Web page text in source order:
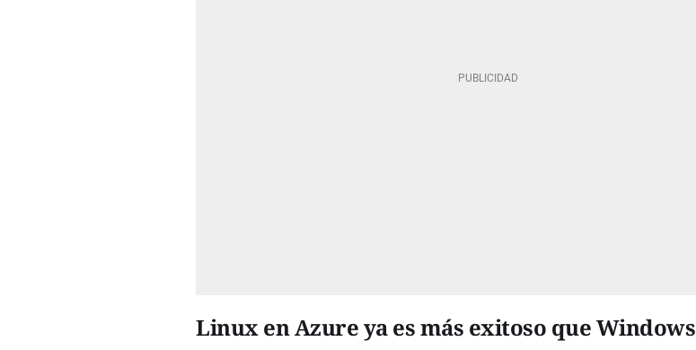
Linux en Azure ya es más exitoso que Windows